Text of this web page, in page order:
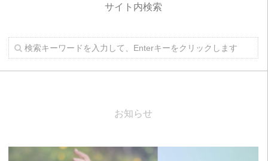
サイト内検索
お知らせ